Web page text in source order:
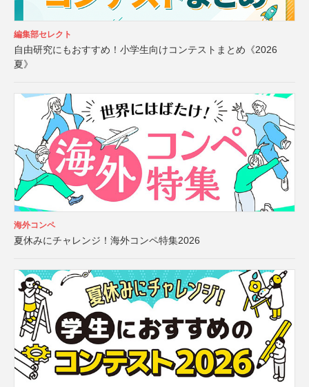
編集部セレクト
自由研究にもおすすめ！小学生向けコンテストまとめ《2026
夏》
海外コンペ
夏休みにチャレンジ！海外コンペ特集2026